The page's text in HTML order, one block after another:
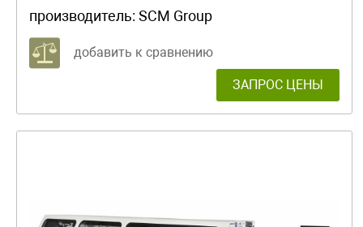
профилей для окон, дверей, лестниц и других элементов
интерьера.
производитель: SCM Group
добавить к сравнению
ЗАПРОС ЦЕНЫ